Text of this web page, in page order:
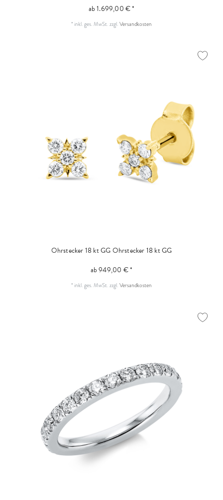
ab 1.699,00 € *
* inkl. ges. MwSt.zzgl.Versandkosten
Ohrstecker 18 kt GGOhrstecker 18 kt GG
ab 949,00 € *
* inkl. ges. MwSt.zzgl.Versandkosten